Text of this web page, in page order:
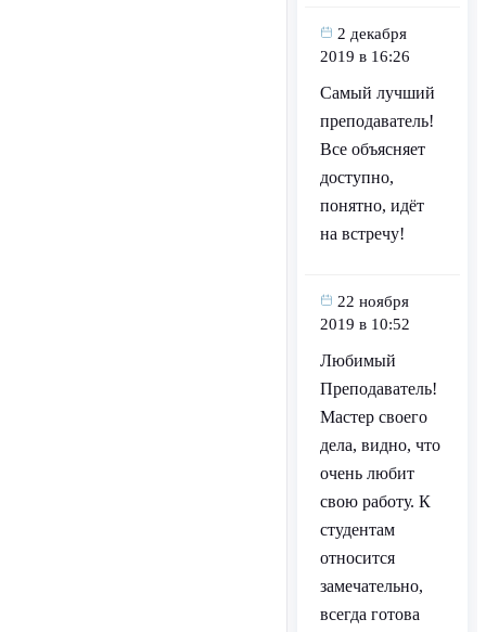
2 декабря
2019 в 16:26
Самый лучший
преподаватель!
Все объясняет
доступно,
понятно, идёт
на встречу!
22 ноября
2019 в 10:52
Любимый
Преподаватель!
Мастер своего
дела, видно, что
очень любит
свою работу. К
студентам
относится
замечательно,
всегда готова